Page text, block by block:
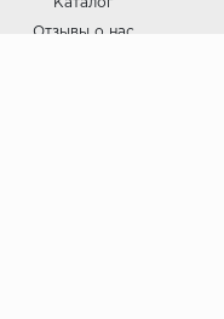
Каталог
Отзывы о нас